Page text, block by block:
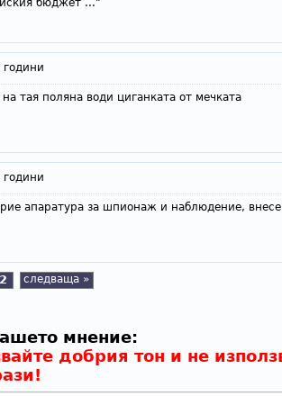
бюджет ..."
на тая поляна води циганката от мечката
апаратура за шпионаж и наблюдение,
2 следваща »
мнение:
добрия тон и не